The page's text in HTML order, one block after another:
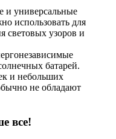
и универсальные
использовать для
световых узоров и
батарей.
и небольших
не обладают
все!